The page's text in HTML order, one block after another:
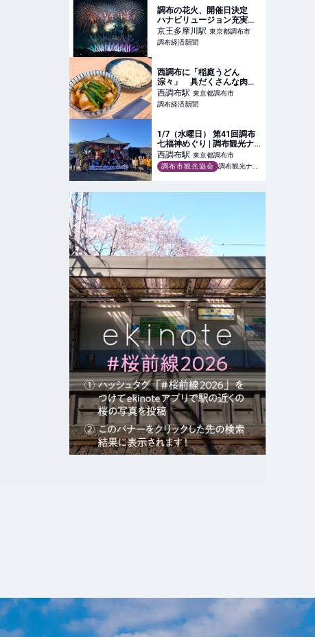
調布の花火、開催日決定
ハナビリュージョン充実、
新しい有料席も
京王多摩川駅 東京都調布市
調布経済新聞
西調布に「稲庭うどん
淙々」 具だくさんな肉つ
け汁を看板メニューに
西調布駅 東京都調布市
調布経済新聞
1/7（水曜日） 第41回調布
七福神めぐり | 調布観光ナ
ビ【調布市観光協会公式サ
イト】
西調布駅 東京都調布市
調布市観光協会
調布観光ナビ【調布市観光協会公式サイト】